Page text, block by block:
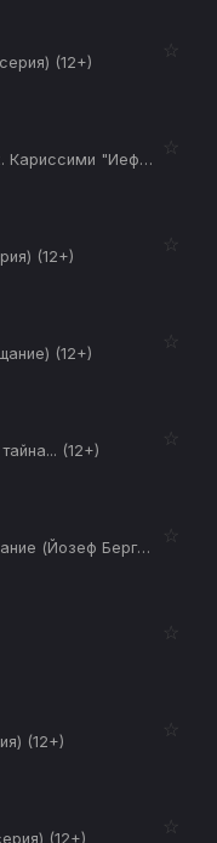
(12+)
☆
Магия музыки (Оратория Дж. Кариссими "Иеффай") (12+)
☆
(12+)
☆
(12+)
☆
(12+)
☆
Документальное расследование (Йозеф Берг) (12+)
☆
☆
(12+)
☆
(12+)
☆